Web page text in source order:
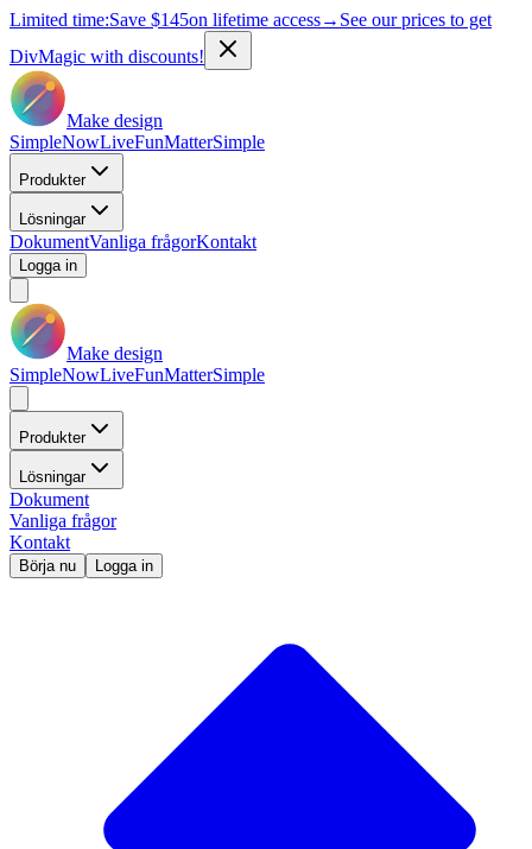
Limited time:Save $145on lifetime access→ See our prices to get
DivMagic with discounts!
Make design
SimpleNowLiveFunMatterSimple
Produkter
Lösningar
DokumentVanliga frågorKontakt
Logga in
Make design
SimpleNowLiveFunMatterSimple
Produkter
Lösningar
Dokument
Vanliga frågor
Kontakt
Börja nu Logga in